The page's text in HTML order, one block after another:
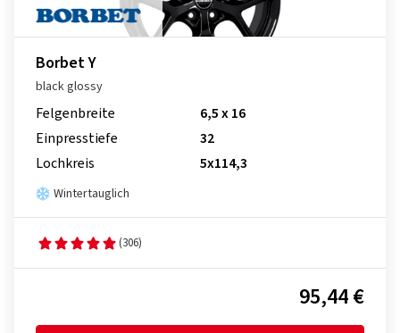
Borbet Y
black glossy
Felgenbreite
6,5 x 16
Einpresstiefe
32
Lochkreis
5x114,3
Wintertauglich
(306)
95,44 €